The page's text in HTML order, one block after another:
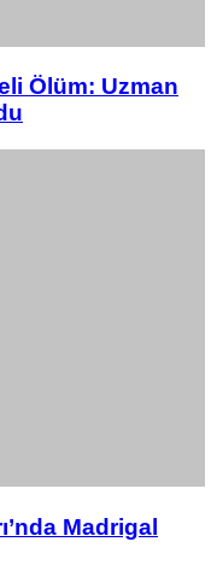
Ölüm: Uzman
Madrigal